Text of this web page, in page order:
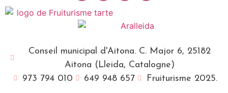
Conseil municipal d'Aitona. C. Major 6, 25182
Aitona (Lleida, Catalogne)
973 794 010
649 948 657 Fruiturisme 2025.